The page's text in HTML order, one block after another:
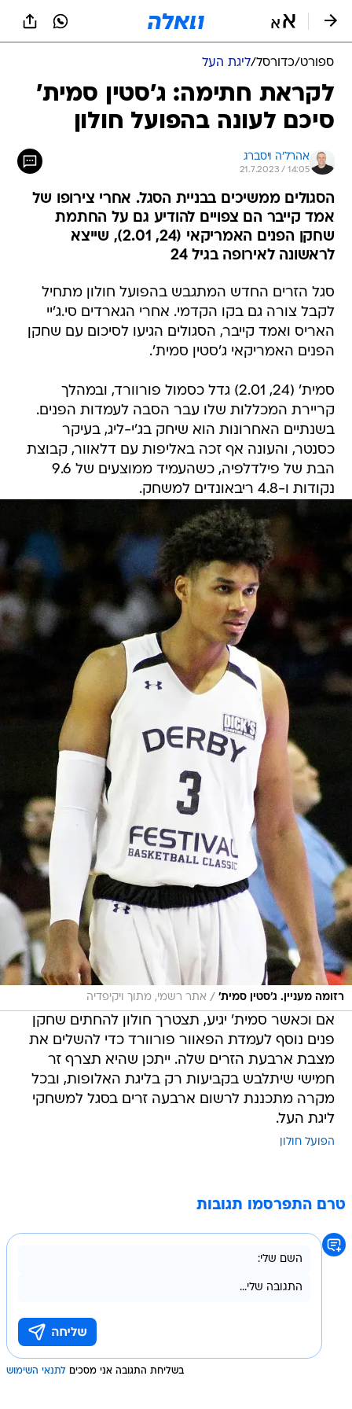
ספורט/כדורסל/ליגת העל
לקראת חתימה: ג'סטין סמית'
סיכם לעונה בהפועל חולון
אהרל'ה ויסברג
21.7.2023 / 14:05
הסגולים ממשיכים בבניית הסגל. אחרי צירופו של
אמד קייבר הם צפויים להודיע גם על החתמת
שחקן הפנים האמריקאי (24, 2.01), שייצא
לראשונה לאירופה בגיל 24
סגל הזרים החדש המתגבש בהפועל חולון מתחיל
לקבל צורה גם בקו הקדמי. אחרי הגארדים סי.ג'יי
האריס ואמד קייבר, הסגולים הגיעו לסיכום עם שחקן
הפנים האמריקאי ג'סטין סמית'.
סמית' (24, 2.01) גדל כסמול פורוורד, ובמהלך
קריירת המכללות שלו עבר הסבה לעמדות הפנים.
בשנתיים האחרונות הוא שיחק בג'י-ליג, בעיקר
כסנטר, והעונה אף זכה באליפות עם דלאוור, קבוצת
הבת של פילדלפיה, כשהעמיד ממוצעים של 9.6
נקודות ו-4.8 ריבאונדים למשחק.
רזומה מעניין. ג'סטין סמית' / אתר רשמי, מתוך ויקיפדיה
אם וכאשר סמית' יגיע, תצטרך חולון להחתים שחקן
פנים נוסף לעמדת הפאוור פורוורד כדי להשלים את
מצבת ארבעת הזרים שלה. ייתכן שהיא תצרף זר
חמישי שיתלבש בקביעות רק בליגת האלופות, ובכל
מקרה מתכננת לרשום ארבעה זרים בסגל למשחקי
ליגת העל.
הפועל חולון
טרם התפרסמו תגובות
בשליחת התגובה אני מסכים לתנאי השימוש